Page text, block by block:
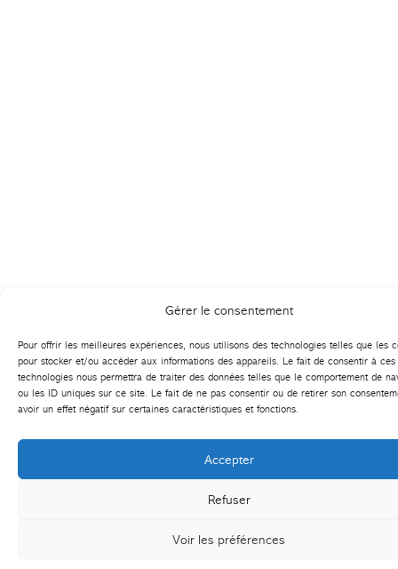
Gérer le consentement
Pour offrir les meilleures expériences, nous utilisons des technologies telles que les
pour stocker et/ou accéder aux informations des appareils. Le fait de consentir à ces
technologies nous permettra de traiter des données telles que le comportement de
ou les ID uniques sur ce site. Le fait de ne pas consentir ou de retirer son
avoir un effet négatif sur certaines caractéristiques et fonctions.
Accepter
Refuser
Voir les préférences